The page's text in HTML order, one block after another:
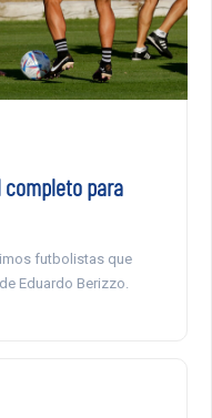
para
futbolistas que
Eduardo Berizzo.